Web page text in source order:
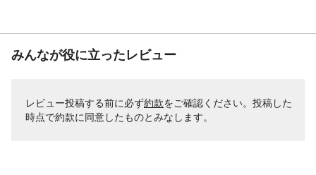
みんなが役に立ったレビュー
レビュー投稿する前に必ず約款をご確認ください。投稿した
時点で約款に同意したものとみなします。